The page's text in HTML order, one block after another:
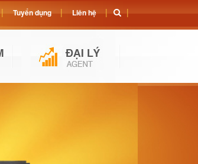
Tuyển dụng Liên hệ